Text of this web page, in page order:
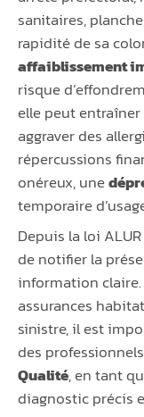
sanitaires,
rapidité de sa
affaiblissement
risque
elle peut
aggraver des
répercussions
onéreux, une
temporaire
Depuis la loi
de notifier la
information
assurances
sinistre, il est
des
Qualité, en tant
diagnostic précis